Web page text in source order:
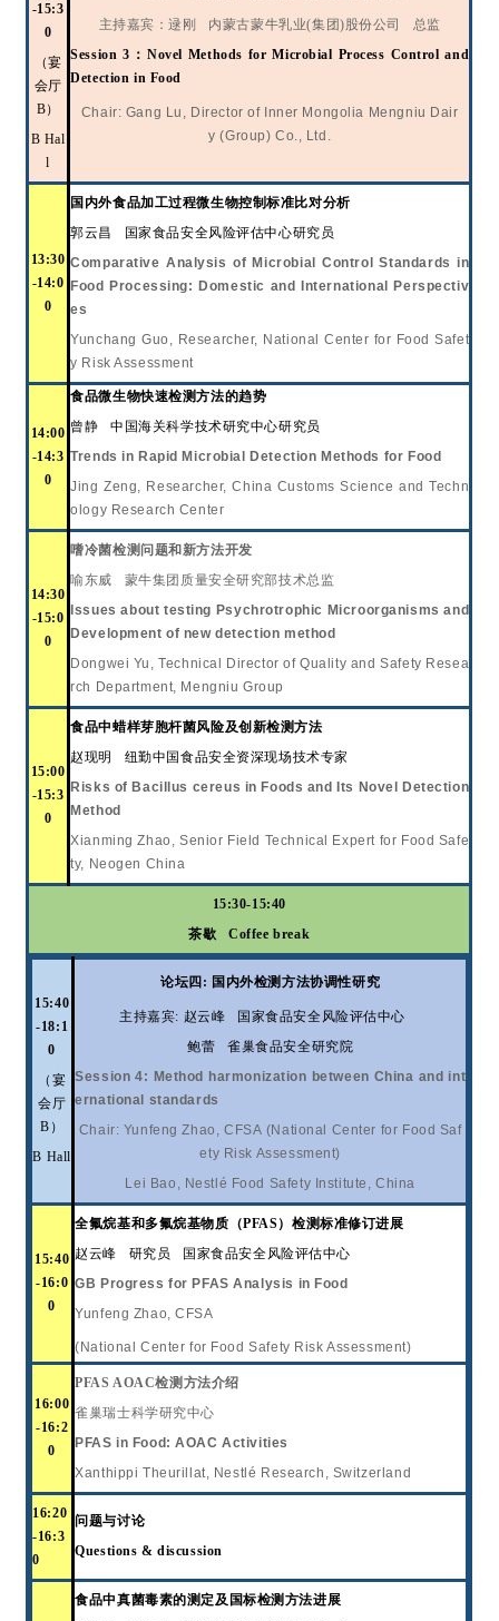
-15:3
0
（宴
会厅
B）
B Hal
l
主持嘉宾：逯刚 内蒙古蒙牛乳业(集团)股份公司 总监
Session 3 ：Novel Methods for Microbial Process Control and
Detection in Food
Chair: Gang Lu, Director of Inner Mongolia Mengniu Dair
y (Group) Co., Ltd.
13:30
-14:0
0
国内外食品加工过程微生物控制标准比对分析
郭云昌
国家食品安全风险评估中心研究员
Comparative Analysis of Microbial Control Standards in
Food Processing: Domestic and International Perspectiv
es
Yunchang Guo, Researcher, National Center for Food Safet
y Risk Assessment
14:00
-14:3
0
食品微生物快速检测方法的趋势
曾静中国海关科学技术研究中心研究员
Trends in Rapid Microbial Detection Methods for Food
Jing Zeng, Researcher, China Customs Science and Techn
ology Research Center
14:30
-15:0
0
嗜冷菌检测问题和新方法开发
喻东威 蒙牛集团质量安全研究部技术总监
Issues about testing Psychrotrophic Microorganisms and
Development of new detection method
Dongwei Yu, Technical Director of Quality and Safety Resea
rch Department, Mengniu Group
15:00
-15:3
0
食品中蜡样芽胞杆菌风险及创新检测方法
赵现明 纽勤中国食品安全资深现场技术专家
Risks of Bacillus cereus in Foods and Its Novel Detection
Method
Xianming Zhao, Senior Field Technical Expert for Food Safe
ty, Neogen China
15:30-15:40
茶歇Coffee break
15:40
-18:1
0
（宴
会厅
B）
B Hall
论坛四 : 国内外检测方法协调性研究
主持嘉宾: 赵云峰
国家食品安全风险评估中心
鲍蕾
雀巢食品安全研究院
Session 4: Method harmonization between China and int
ernational standards
Chair: Yunfeng Zhao, CFSA (National Center for Food Saf
ety Risk Assessment)
Lei Bao, Nestlé Food Safety Institute, China
15:40
-16:0
0
全氟烷基和多氟烷基物质（PFAS）检测标准修订进展
赵云峰 研究员
国家食品安全风险评估中心
GB Progress for PFAS Analysis in Food
Yunfeng Zhao, CFSA
(National Center for Food Safety Risk Assessment)
16:00
-16:2
0
PFAS AOAC检测方法介绍
雀巢瑞士科学研究中心
PFAS in Food: AOAC Activities
Xanthippi Theurillat, Nestlé Research, Switzerland
16:20
-16:3
0
问题与讨论
Questions & discussion
食品中真菌毒素的测定及国标检测方法进展